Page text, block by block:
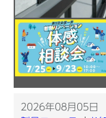
2026年08月05日